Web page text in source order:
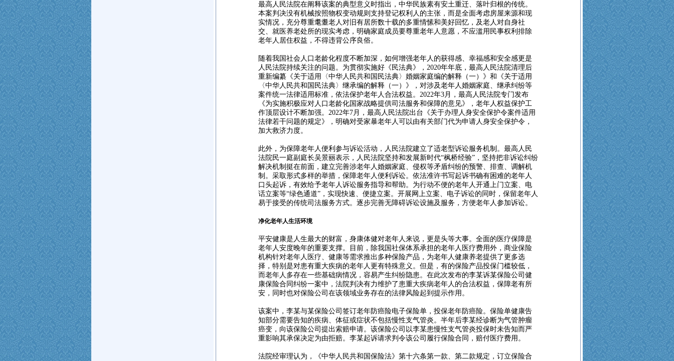
最高人民法院在阐释该案的典型意义时指出，中华民族素有安土重迁、落叶归根的传统。
本案判决没有机械按照物权变动规则支持登记权利人的主张，而是全面考虑房屋来源和现
实情况，充分尊重耄耋老人对旧有居所数十载的多重情愫和美好回忆，及老人对自身社
交、就医养老处所的现实考虑，明确家庭成员要尊重老年人意愿，不应滥用民事权利排除
老年人居住权益，不得违背公序良俗。
随着我国社会人口老龄化程度不断加深，如何增强老年人的获得感、幸福感和安全感更是
人民法院持续关注的问题。为贯彻实施好《民法典》，2020年年底，最高人民法院清理后
重新编纂《关于适用〈中华人民共和国民法典〉婚姻家庭编的解释（一）》和《关于适用
〈中华人民共和国民法典〉继承编的解释（一）》，对涉及老年人婚姻家庭、继承纠纷等
案件统一法律适用标准，依法保护老年人合法权益。2022年3月，最高人民法院专门发布
《为实施积极应对人口老龄化国家战略提供司法服务和保障的意见》，老年人权益保护工
作顶层设计不断加强。2022年7月，最高人民法院出台《关于办理人身安全保护令案件适用
法律若干问题的规定》，明确对受家暴老年人可以由有关部门代为申请人身安全保护令，
加大救济力度。
此外，为保障老年人便利参与诉讼活动，人民法院建立了适老型诉讼服务机制。最高人民
法院民一庭副庭长吴景丽表示，人民法院坚持和发展新时代“枫桥经验”，坚持把非诉讼纠纷
解决机制挺在前面，建立完善涉老年人婚姻家庭、侵权等矛盾纠纷的预警、排查、调解机
制。采取形式多样的举措，保障老年人便利诉讼。依法准许书写起诉书确有困难的老年人
口头起诉，有效给予老年人诉讼服务指导和帮助。为行动不便的老年人开通上门立案、电
话立案等“绿色通道”，实现快速、便捷立案。开展网上立案、电子诉讼的同时，保留老年人
易于接受的传统司法服务方式。逐步完善无障碍诉讼设施及服务，方便老年人参加诉讼。
净化老年人生活环境
平安健康是人生最大的财富，身康体健对老年人来说，更是头等大事。全面的医疗保障是
老年人安度晚年的重要支撑。目前，除我国社保体系承担的老年人医疗费用外，商业保险
机构针对老年人医疗、健康等需求推出多种保险产品，为老年人健康养老提供了更多选
择，特别是对患有重大疾病的老年人更有特殊意义。但是，有的保险产品投保门槛较低，
而老年人多存在一些基础病情况，容易产生纠纷隐患。在此次发布的李某诉某保险公司健
康保险合同纠纷一案中，法院判决有力维护了患重大疾病老年人的合法权益，保障老有所
安，同时也对保险公司在该领域业务存在的法律风险起到提示作用。
该案中，李某与某保险公司签订老年防癌险电子保险单，投保老年防癌险。保险单健康告
知部分需要告知的疾病、体征或症状不包括慢性支气管炎。半年后李某经诊断为气管肿瘤
癌变，向该保险公司提出索赔申请。该保险公司以李某患慢性支气管炎投保时未告知而严
重影响其承保决定为由拒赔。李某起诉请求判令该公司履行保险合同，赔付医疗费用。
法院经审理认为，《中华人民共和国保险法》第十六条第一款、第二款规定，订立保险合